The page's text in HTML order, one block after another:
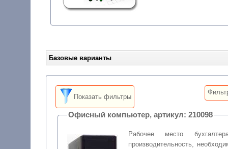
Базовые варианты
Показать фильтры
Офисный компьютер, артикул: 210098
Рабочее место
производительность,